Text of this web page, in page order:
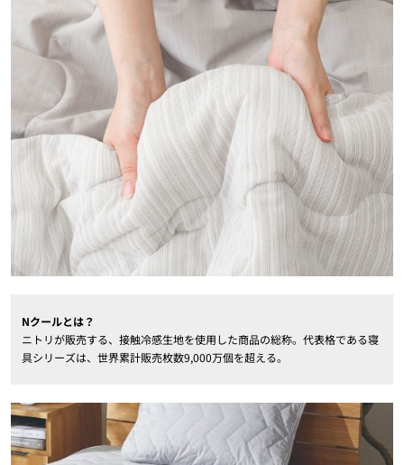
Nクールとは？
ニトリが販売する、接触冷感生地を使用した商品の総称。代表格である寝
具シリーズは、世界累計販売枚数9,000万個を超える。